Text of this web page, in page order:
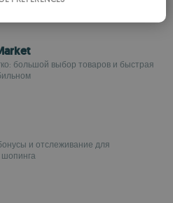
большой выбор товаров и быстрая
и отслеживание для
шопинга